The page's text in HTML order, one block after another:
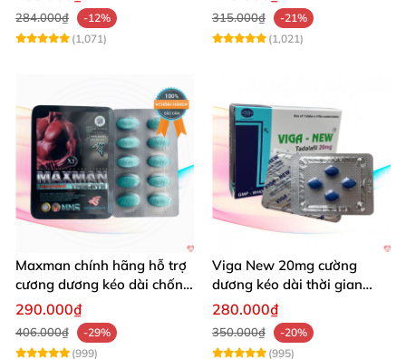
284.000₫
-12%
(1,071)
315.000₫
-21%
(1,021)
Maxman chính hãng hỗ trợ
cương dương kéo dài chống
xuất tinh sớm 10 viên
290.000₫
406.000₫
-29%
(999)
Viga New 20mg cường
dương kéo dài thời gian
chống xuất tinh hiệu quả
280.000₫
350.000₫
-20%
(995)